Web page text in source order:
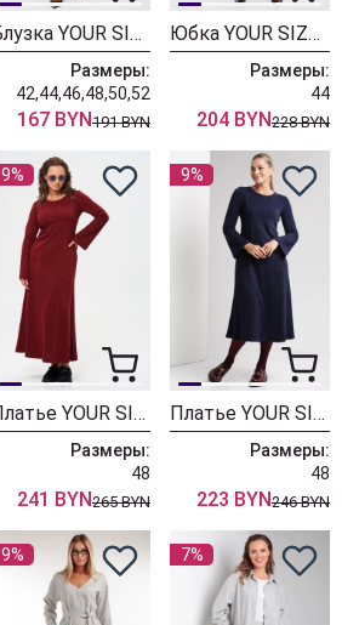
Блузка YOUR SIZE 2244
Размеры:
42,44,46,48,50,52
167 BYN191 BYN
Юбка YOUR SIZE 2243
Размеры:
44
204 BYN228 BYN
9%
Платье YOUR SIZE 2237
Размеры:
48
241 BYN265 BYN
9%
Платье YOUR SIZE 2235
Размеры:
48
223 BYN246 BYN
9% 7%